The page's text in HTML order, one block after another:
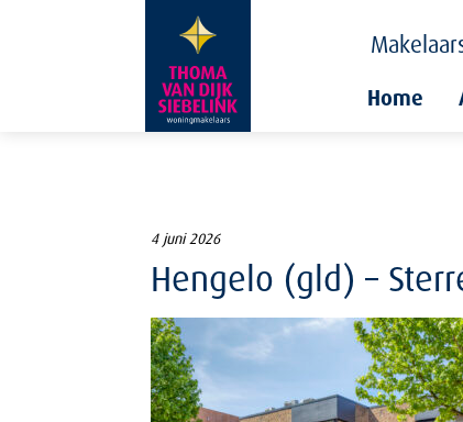
Home
4 juni 2026
Hengelo (gld) –